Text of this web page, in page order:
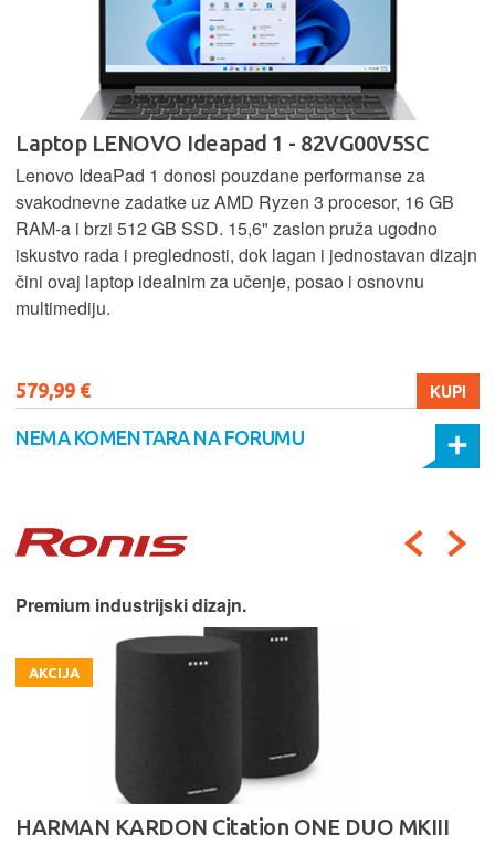
Laptop LENOVO Ideapad 1 - 82VG00V5SC
Lenovo IdeaPad 1 donosi pouzdane performanse za
svakodnevne zadatke uz AMD Ryzen 3 procesor, 16 GB
RAM-a i brzi 512 GB SSD. 15,6" zaslon pruža ugodno
iskustvo rada i preglednosti, dok lagan i jednostavan dizajn
čini ovaj laptop idealnim za učenje, posao i osnovnu
multimediju.
579,99 € KUPI
NEMA KOMENTARA NA FORUMU
Premium industrijski dizajn.
AKCIJA
HARMAN KARDON Citation ONE DUO MKIII